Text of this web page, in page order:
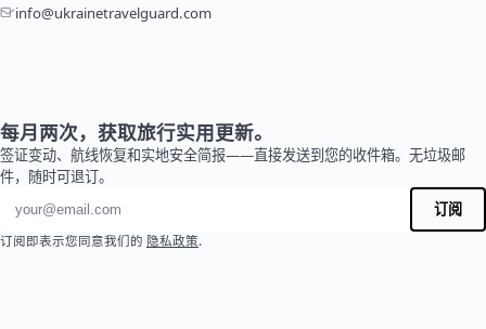
info@ukrainetravelguard.com
每月两次，获取旅行实用更新。
签证变动、航线恢复和实地安全简报——直接发送到您的收件箱。无垃圾邮
件，随时可退订。
电子邮件地址
订阅
订阅即表示您同意我们的 隐私政策.